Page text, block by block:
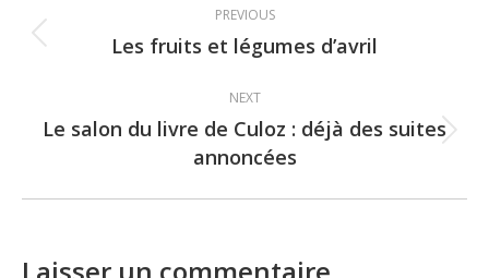
navigation
PREVIOUS
Previous
Les fruits et légumes d’avril
NEXT
Next
post:
Le salon du livre de Culoz : déjà des suites
annoncées